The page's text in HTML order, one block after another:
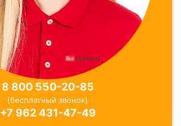
8 800 550-20-85
(бесплатный звонок)
+7 962 431-47-49